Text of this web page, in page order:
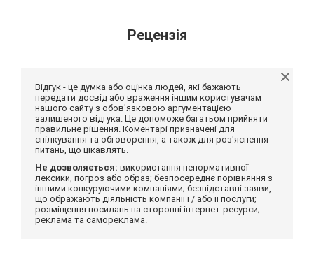
Рецензія
Відгук - це думка або оцінка людей, які бажають
передати досвід або враження іншим користувачам
нашого сайту з обов'язковою аргументацією
залишеного відгука. Це допоможе багатьом прийняти
правильне рішення. Коментарі призначені для
спілкування та обговорення, а також для роз'яснення
питань, що цікавлять.
Не дозволяється: використання ненормативної
лексики, погроз або образ; безпосереднє порівняння з
іншими конкуруючими компаніями; безпідставні заяви,
що ображають діяльність компанії і / або її послуги;
розміщення посилань на сторонні інтернет-ресурси;
реклама та самореклама.